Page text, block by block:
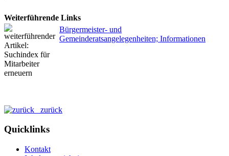
Weiterführende Links
Bürgermeister- und
Gemeinderatsangelegenheiten; Informationen
zurück
Quicklinks
Kontakt